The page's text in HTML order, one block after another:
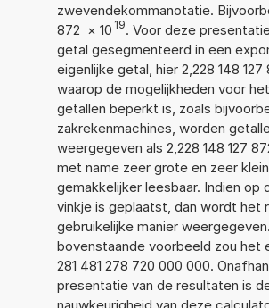
zwevendekommanotatie.
872 × 10 19. Voor deze
getal gesegmenteerd in een
eigenlijke getal, hier 2,228 148
waarop de mogelijkheden voor
getallen beperkt is, zoals
zakrekenmachines, worden
weergegeven als 2,228 148 127
met name zeer grote en zeer
gemakkelijker leesbaar. Indien op
vinkje is geplaatst, dan wordt het
gebruikelijke manier
bovenstaande voorbeeld zou het
281 481 278 720 000 000.
presentatie van de resultaten is
nauwkeurigheid van deze